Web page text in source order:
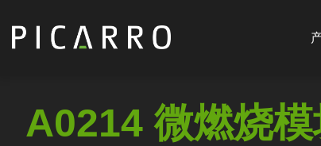
转
到
CN
A0214 微燃烧